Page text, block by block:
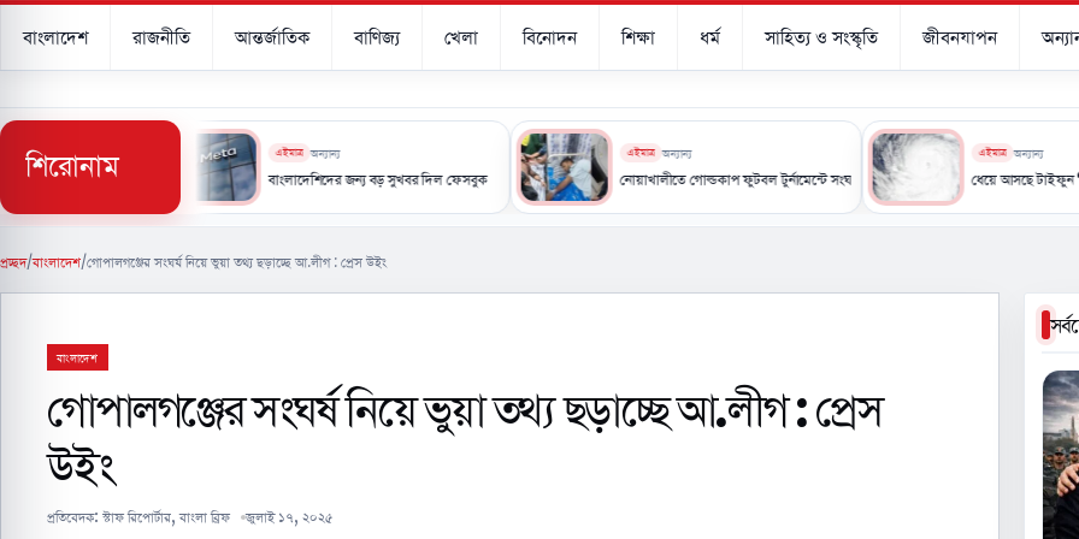
বাংলাদেশ রাজনীতি আন্তর্জাতিক বাণিজ্য খেলা বিনোদন শিক্ষা ধর্ম সাহিত্য ও সংস্কৃতি জীবনযাপন
শিরোনাম
করছে সৌদি, তুরস্ক ও পাকিস্তান
এইমাত্র অন্যান্য
বাংলাদেশিদের জন্য বড় সুখবর দিল ফেসবুক
এইমাত্র অন্যান্য
নোয়াখালীতে গোল্ডকাপ ফুটবল টুর্নামেন্টে সংঘর্ষ, আহত ১৫ ধেয়ে আসছে টাইফুন ‘ডলফিন’,
প্রচ্ছদ/বাংলাদেশ/গোপালগঞ্জের সংঘর্ষ নিয়ে ভুয়া তথ্য ছড়াচ্ছে আ.লীগ : প্রেস উইং
বাংলাদেশ
গোপালগঞ্জের সংঘর্ষ নিয়ে ভুয়া তথ্য ছড়াচ্ছে আ.লীগ : প্রেস
উইং
প্রতিবেদক: স্টাফ রিপোর্টার, বাংলা ব্রিফ জুলাই ১৭, ২০২৫